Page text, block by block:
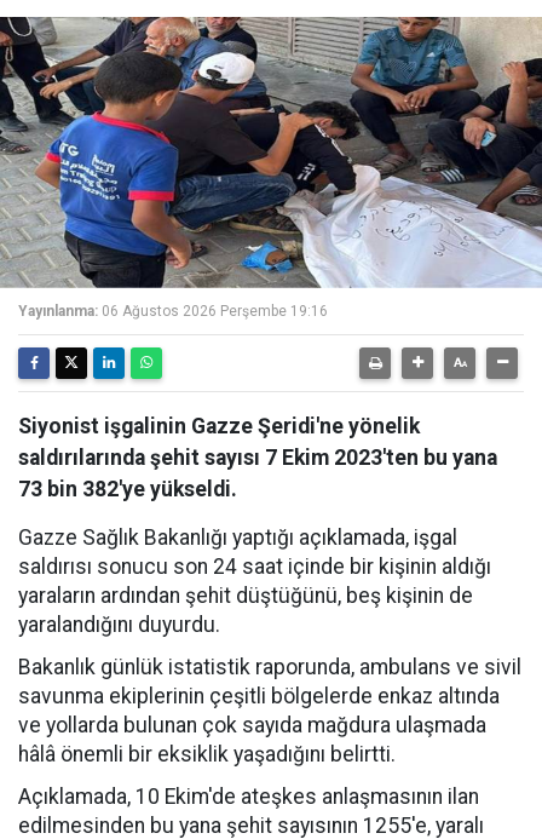
Yayınlanma: 06 Ağustos 2026 Perşembe 19:16
Siyonist işgalinin Gazze Şeridi'ne yönelik
saldırılarında şehit sayısı 7 Ekim 2023'ten bu yana
73 bin 382'ye yükseldi.
Gazze Sağlık Bakanlığı yaptığı açıklamada, işgal
saldırısı sonucu son 24 saat içinde bir kişinin aldığı
yaraların ardından şehit düştüğünü, beş kişinin de
yaralandığını duyurdu.
Bakanlık günlük istatistik raporunda, ambulans ve sivil
savunma ekiplerinin çeşitli bölgelerde enkaz altında
ve yollarda bulunan çok sayıda mağdura ulaşmada
hâlâ önemli bir eksiklik yaşadığını belirtti.
Açıklamada, 10 Ekim'de ateşkes anlaşmasının ilan
edilmesinden bu yana şehit sayısının 1255'e, yaralı